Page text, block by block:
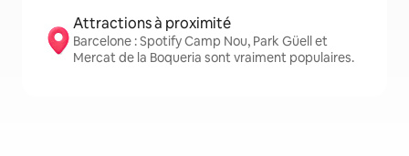
Attractions à proximité
Barcelone : Spotify Camp Nou, Park Güell et
Mercat de la Boqueria sont vraiment populaires.